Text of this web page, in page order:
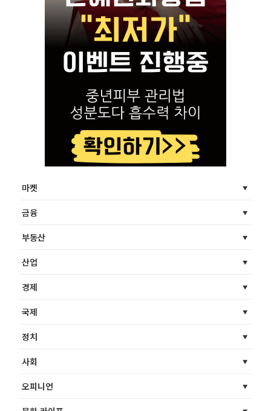
마켓
금융
부동산
산업
경제
국제
정치
사회
오피니언